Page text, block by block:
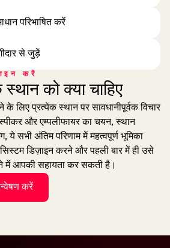
करें
को क्या चाहिए
के लिए प्रत्येक स्थान पर सावधानीपूर्वक विचार
और एम्पलीफायर का चयन, स्थान
ये सभी अंतिम परिणाम में महत्वपूर्ण भूमिका
सिस्टम डिज़ाइन करने और पहली बार में ही उसे
में आपकी सहायता कर सकती है।
करें
परिभाषित करें
से जुड़ें